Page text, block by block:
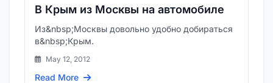
В Крым из Москвы на автомобиле
Из&nbsp;Москвы довольно удобно добираться
в&nbsp;Крым.
May 12, 2012
Read More